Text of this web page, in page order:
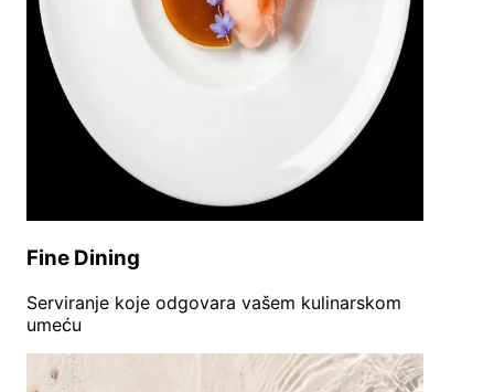
Fine Dining
Serviranje koje odgovara vašem kulinarskom
umeću